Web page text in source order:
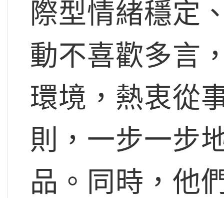
際型情緒穩定
動不喜歡多言
環境，熱衷從
則，一步一步
品。同時，他